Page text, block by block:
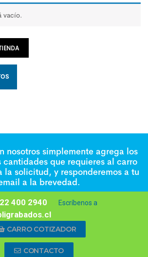
vacío.
nosotros simplemente agrega los
cantidades que requieres al carro
la solicitud, y responderemos a tu
a la brevedad.
400 2940 Escríbenos a
CARRO COTIZADOR
CONTACTO